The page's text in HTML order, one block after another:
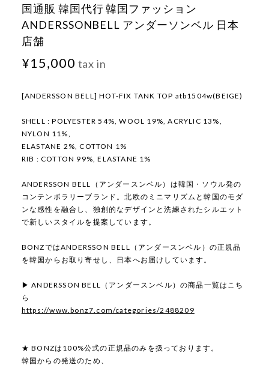
国通販 韓国代行 韓国ファッション
ANDERSSONBELL アンダーソンベル 日本
店舗
¥15,000 tax in
[ANDERSSON BELL] HOT-FIX TANK TOP atb1504w(BEIGE)
SHELL : POLYESTER 54%, WOOL 19%, ACRYLIC 13%,
NYLON 11%,
ELASTANE 2%, COTTON 1%
RIB : COTTON 99%, ELASTANE 1%
ANDERSSON BELL（アンダースンベル）は韓国・ソウル発の
コンテンポラリーブランド。北欧のミニマリズムと韓国のモダ
ンな感性を融合し、独創的なデザインと洗練されたシルエット
で新しいスタイルを提案しています。
BONZではANDERSSON BELL（アンダースンベル）の正規品
を韓国からお取り寄せし、日本へお届けしています。
▶ ANDERSSON BELL（アンダースンベル）の商品一覧はこち
ら
https://www.bonz7.com/categories/2488209
★ BONZは100%公式の正規品のみを扱っております。
韓国からの発送のため、